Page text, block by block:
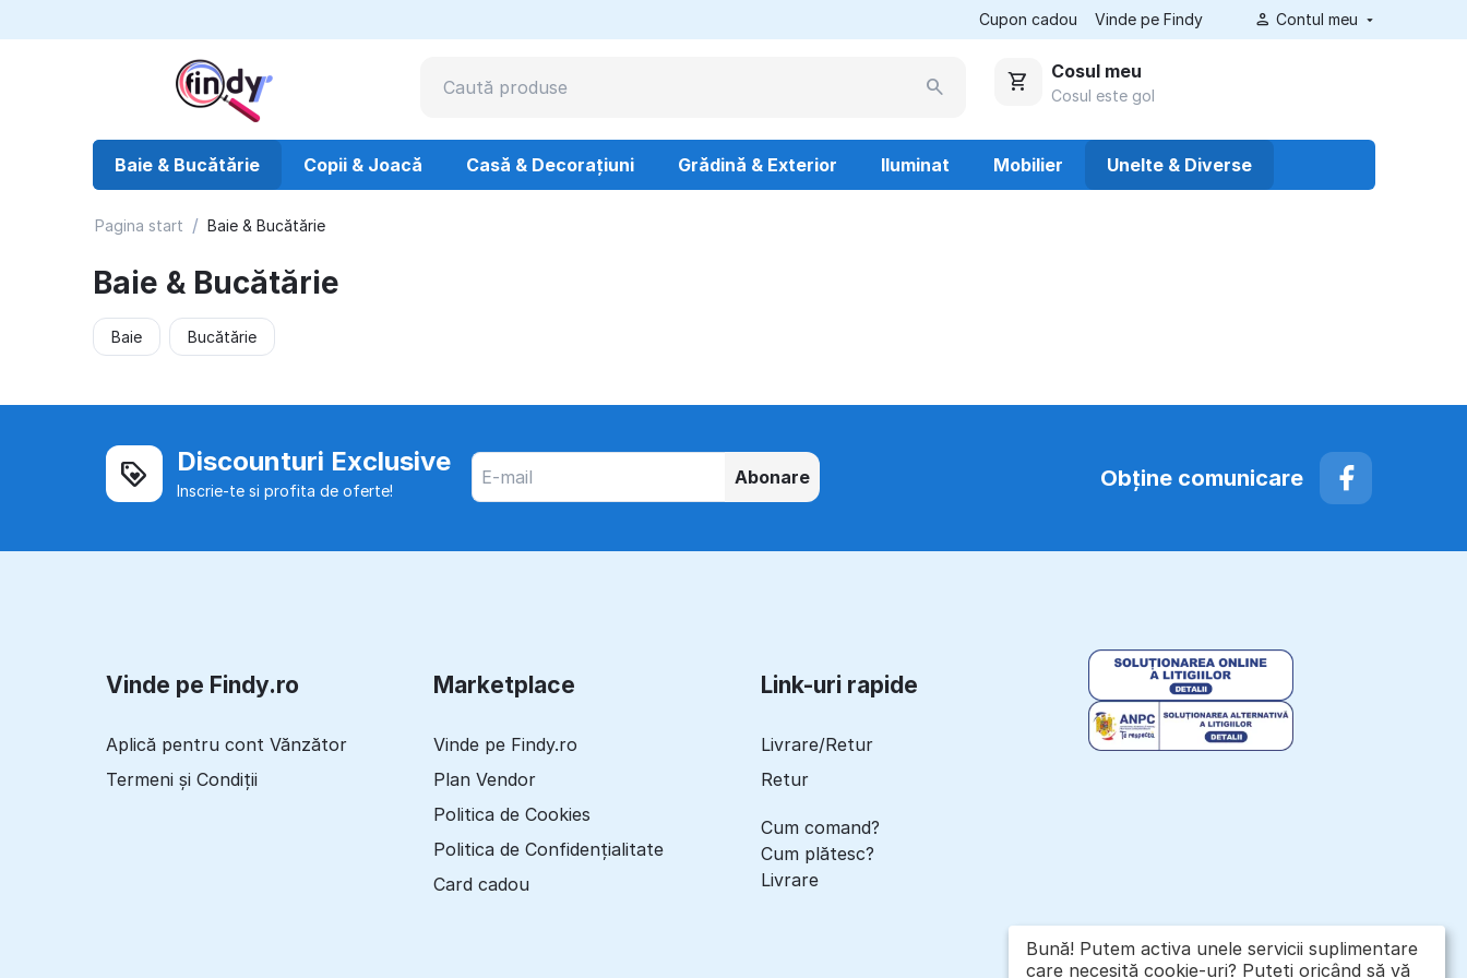
Cupon cadou Vinde pe Findy Contul meu
Cosul meu
Cosul este gol
Baie & Bucătărie Copii & Joacă Casă & Decorațiuni Grădină & Exterior Iluminat Mobilier Unelte & Diverse
Pagina start / Baie & Bucătărie
Baie & Bucătărie
Baie Bucătărie
Discounturi Exclusive
Inscrie-te si profita de oferte!
Abonare Obţine comunicare
Vinde pe Findy.ro
Aplică pentru cont Vănzător
Termeni și Condiții
Marketplace
Vinde pe Findy.ro
Plan Vendor
Politica de Cookies
Politica de Confidențialitate
Card cadou
Link-uri rapide
Livrare/Retur
Retur
Cum comand?
Cum plătesc?
Livrare
Bună! Putem activa unele servicii suplimentare
care necesită cookie-uri? Puteți oricând să vă